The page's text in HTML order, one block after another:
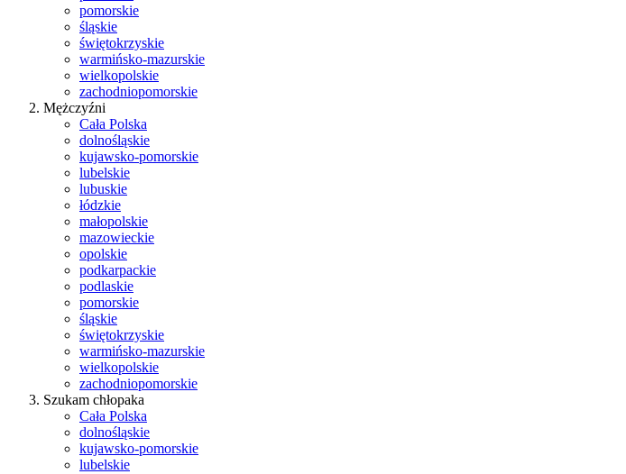
pomorskie
śląskie
świętokrzyskie
warmińsko-mazurskie
wielkopolskie
zachodniopomorskie
Mężczyźni
Cała Polska
dolnośląskie
kujawsko-pomorskie
lubelskie
lubuskie
łódzkie
małopolskie
mazowieckie
opolskie
podkarpackie
podlaskie
pomorskie
śląskie
świętokrzyskie
warmińsko-mazurskie
wielkopolskie
zachodniopomorskie
Szukam chłopaka
Cała Polska
dolnośląskie
kujawsko-pomorskie
lubelskie